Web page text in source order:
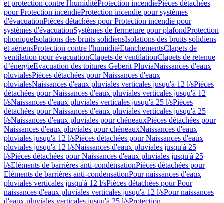
et protection contre l'humiditéProtection incendiePièces détachées
pour Protection incendieProtection incendie pour systèmes
d'évacuationPièces détachées pour Protection incendie pour
systèmes d'évacuationSystèmes de fermeture pour plafondProtection
phoniqueIsolations des bruits solidiensIsolations des bruits solidiens
et aériensProtection contre l'humiditéEtanchementsClapets de
ventilation pour évacuationClapets de ventilationClapets de retenue
d’énergieEvacuation des toitures Geberit PluviaNaissances d'eaux
pluvialesPièces détachées pour Naissances d'eaux
pluvialesNaissances d'eaux pluviales verticales jusqu'à 12 l/sPièces
détachées pour Naissances d'eaux pluviales verticales jusqu'à 12
l/sNaissances d'eaux pluviales verticales jusqu'à 25 l/sPièces
détachées pour Naissances d'eaux pluviales verticales jusqu'à 25
l/sNaissances d'eaux pluviales pour chéneauxPièces détachées pour
Naissances d'eaux pluviales pour chéneauxNaissances d'eaux
pluviales jusqu'à 12 l/sPièces détachées pour Naissances d'eaux
pluviales jusqu'à 12 l/sNaissances d'eaux pluviales jusqu'à 25
l/sPièces détachées pour Naissances d'eaux pluviales jusqu'à 25
l/sEléments de barrières anti-condensationPièces détachées pour
Eléments de barrières anti-condensationPour naissances d'eaux
pluviales verticales jusqu'à 12 l/sPièces détachées pour Pour
naissances d'eaux pluviales verticales jusqu'à 12 l/sPour naissances
d'eaux pluviales verticales jusqu'à 25 l/sProtection